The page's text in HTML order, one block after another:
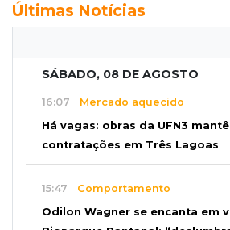
Últimas Notícias
SÁBADO, 08 DE AGOSTO
16:07 Mercado aquecido
Há vagas: obras da UFN3
contratações em Três Lagoas
15:47 Comportamento
Odilon Wagner se encanta em